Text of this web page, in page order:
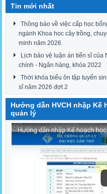
Tin mới nhất
Thông báo về việc cấp học
ngành Khoa học cây trồng,
minh năm 2026
Lịch bảo vệ luận án tiến sĩ của
chính - Ngân hàng, khóa 2022
Thời khóa biểu ôn tập tuyển
sĩ năm 2026 đợt 2
Hướng dẫn HVCH nhập Kế
quản lý